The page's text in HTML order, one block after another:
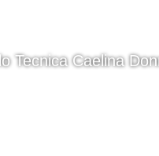
Tecnica Caelina